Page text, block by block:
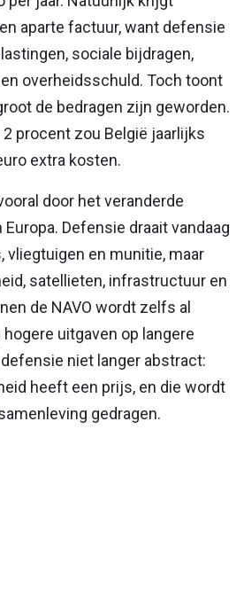
aparte factuur, want defensie
sociale bijdragen,
overheidsschuld. Toch toont
de bedragen zijn geworden.
2 procent zou België jaarlijks
extra kosten.
door het veranderde
Defensie draait vandaag
vliegtuigen en munitie, maar
satellieten, infrastructuur en
de NAVO wordt zelfs al
uitgaven op langere
niet langer abstract:
heeft een prijs, en die wordt
gedragen.